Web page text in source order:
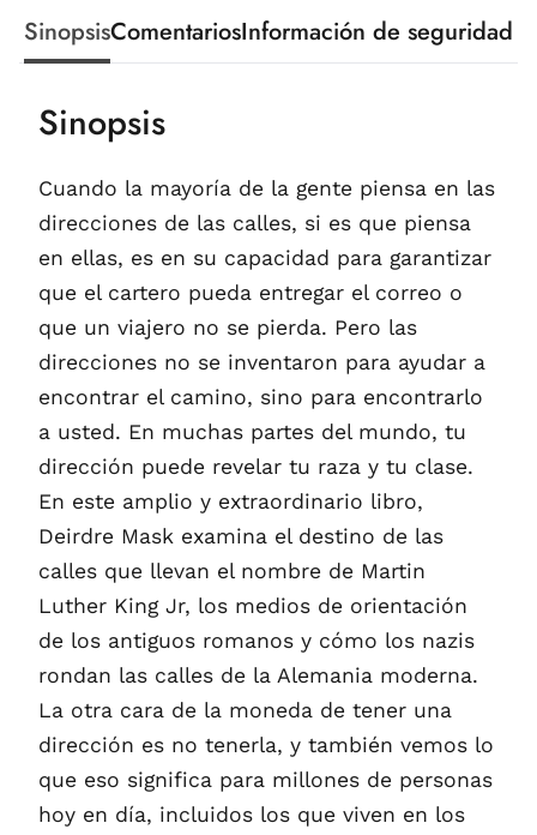
SinopsisComentariosInformación de seguridad
Sinopsis
Cuando la mayoría de la gente piensa en las
direcciones de las calles, si es que piensa
en ellas, es en su capacidad para garantizar
que el cartero pueda entregar el correo o
que un viajero no se pierda. Pero las
direcciones no se inventaron para ayudar a
encontrar el camino, sino para encontrarlo
a usted. En muchas partes del mundo, tu
dirección puede revelar tu raza y tu clase.
En este amplio y extraordinario libro,
Deirdre Mask examina el destino de las
calles que llevan el nombre de Martin
Luther King Jr, los medios de orientación
de los antiguos romanos y cómo los nazis
rondan las calles de la Alemania moderna.
La otra cara de la moneda de tener una
dirección es no tenerla, y también vemos lo
que eso significa para millones de personas
hoy en día, incluidos los que viven en los